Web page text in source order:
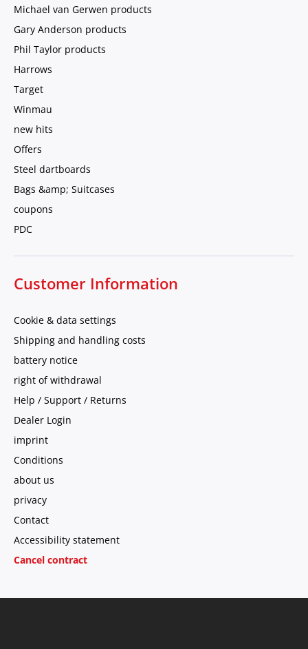
Michael van Gerwen products
Gary Anderson products
Phil Taylor products
Harrows
Target
Winmau
new hits
Offers
Steel dartboards
Bags &amp; Suitcases
coupons
PDC
Customer Information
Cookie & data settings
Shipping and handling costs
battery notice
right of withdrawal
Help / Support / Returns
Dealer Login
imprint
Conditions
about us
privacy
Contact
Accessibility statement
Cancel contract